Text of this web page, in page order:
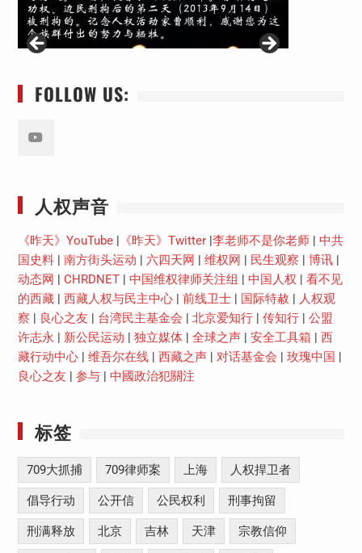
FOLLOW US:
人权声音
《昨天》YouTube| 《昨天》Twitter| 李老师不是你老师| 中共
国史料| 南方街头运动 六四天网 维权网 民生观察 博讯|
动态网
CHRDNET| 中国维权律师关注组 中国人权
看不见
的西藏| 西藏人权与民主中心| 前线卫士| 国际特赦
人权观
察
良心之友 台湾民主基金会 北京爱知行| 传知行| 公盟
许志永
新公民运动 独立媒体| 全球之声| 安全工具箱
西
藏行动中心| 维吾尔在线| 西藏之声| 对话基金会 玫瑰中国
良心之友
参与| 中國政治犯關注
标签
709大抓捕 709律师案 上海 人权捍卫者
倡导行动 公开信 公民权利 刑事拘留
刑满释放 北京 吉林 天津 宗教信仰